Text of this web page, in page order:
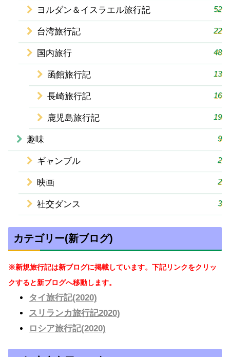
ヨルダン＆イスラエル旅行記 52
台湾旅行記 22
国内旅行 48
函館旅行記 13
長崎旅行記 16
鹿児島旅行記 19
趣味 9
ギャンブル 2
映画 2
社交ダンス 3
カテゴリー(新ブログ)
※新規旅行記は新ブログに掲載しています。下記リンクをクリッ
クすると新ブログへ移動します。
タイ旅行記(2020)
スリランカ旅行記2020)
ロシア旅行記(2020)